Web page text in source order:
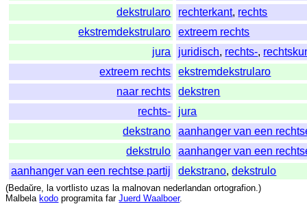
dekstrularo
rechterkant, rechts
ekstremdekstrularo
extreem rechts
jura
juridisch, rechts-,
extreem rechts
ekstremdekstrularo
naar rechts
dekstren
rechts-
jura
dekstrano
aanhanger van een
dekstrulo
aanhanger van een
aanhanger van een rechtse partij
dekstrano,dekstrulo
(Bedaŭre, la vortlisto uzas la malnovan nederlandan ortografion.)
Malbela kodo programita far Juerd Waalboer.